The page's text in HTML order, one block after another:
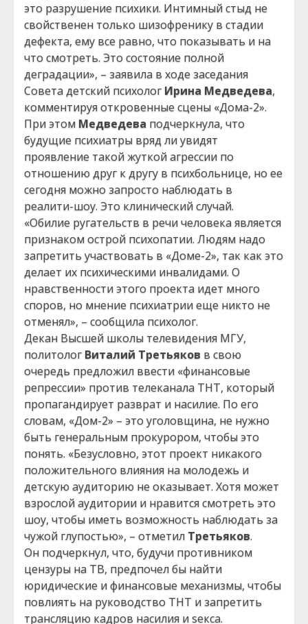
это разрушение психики. Интимный стыд не
свойственен только шизофренику в стадии
дефекта, ему все равно, что показывать и на
что смотреть. Это состояние полной
деградации», – заявила в ходе заседания
Совета детский психолог Ирина Медведева,
комментируя откровенные сцены «Дома-2».
При этом Медведева подчеркнула, что
будущие психиатры вряд ли увидят
проявление такой жуткой агрессии по
отношению друг к другу в психбольнице, но ее
сегодня можно запросто наблюдать в
реалити-шоу. Это клинический случай.
«Обилие ругательств в речи человека является
признаком острой психопатии. Людям надо
запретить участвовать в «Доме-2», так как это
делает их психическими инвалидами. О
нравственности этого проекта идет много
споров, но мнение психиатрии еще никто не
отменял», – сообщила психолог.
Декан Высшей школы телевидения МГУ,
политолог Виталий Третьяков в свою
очередь предложил ввести «финансовые
репрессии» против телеканала ТНТ, который
пропагандирует разврат и насилие. По его
словам, «Дом-2» – это уголовщина, не нужно
быть генеральным прокурором, чтобы это
понять. «Безусловно, этот проект никакого
положительного влияния на молодежь и
детскую аудиторию не оказывает. Хотя может
взрослой аудитории и нравится смотреть это
шоу, чтобы иметь возможность наблюдать за
чужой глупостью», – отметил Третьяков.
Он подчеркнул, что, будучи противником
цензуры на ТВ, предпочел бы найти
юридические и финансовые механизмы, чтобы
повлиять на руководство ТНТ и запретить
трансляцию кадров насилия и sекса.